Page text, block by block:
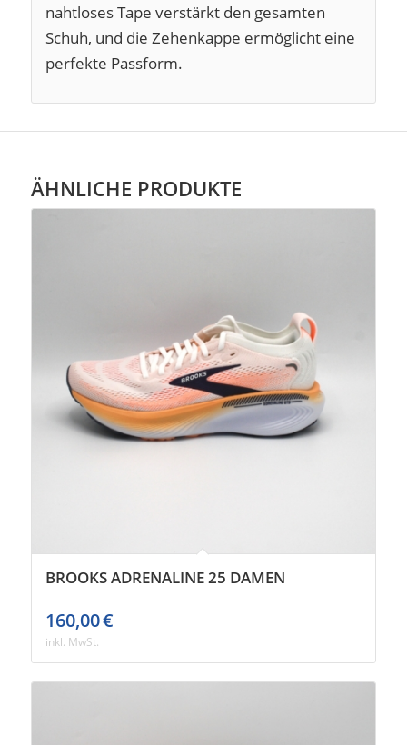
nahtloses Tape verstärkt den gesamten
Schuh, und die Zehenkappe ermöglicht eine
perfekte Passform.
ÄHNLICHE PRODUKTE
BROOKS ADRENALINE 25 DAMEN
160,00€
inkl. MwSt.